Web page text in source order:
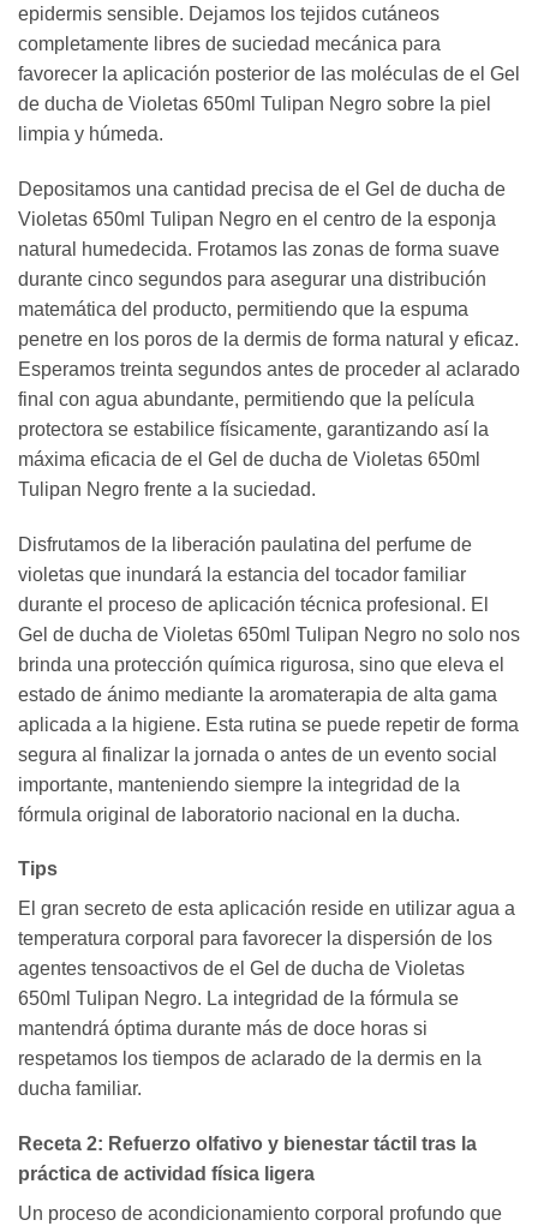
epidermis sensible. Dejamos los tejidos cutáneos
completamente libres de suciedad mecánica para
favorecer la aplicación posterior de las moléculas de el Gel
de ducha de Violetas 650ml Tulipan Negro sobre la piel
limpia y húmeda.
Depositamos una cantidad precisa de el Gel de ducha de
Violetas 650ml Tulipan Negro en el centro de la esponja
natural humedecida. Frotamos las zonas de forma suave
durante cinco segundos para asegurar una distribución
matemática del producto, permitiendo que la espuma
penetre en los poros de la dermis de forma natural y eficaz.
Esperamos treinta segundos antes de proceder al aclarado
final con agua abundante, permitiendo que la película
protectora se estabilice físicamente, garantizando así la
máxima eficacia de el Gel de ducha de Violetas 650ml
Tulipan Negro frente a la suciedad.
Disfrutamos de la liberación paulatina del perfume de
violetas que inundará la estancia del tocador familiar
durante el proceso de aplicación técnica profesional. El
Gel de ducha de Violetas 650ml Tulipan Negro no solo nos
brinda una protección química rigurosa, sino que eleva el
estado de ánimo mediante la aromaterapia de alta gama
aplicada a la higiene. Esta rutina se puede repetir de forma
segura al finalizar la jornada o antes de un evento social
importante, manteniendo siempre la integridad de la
fórmula original de laboratorio nacional en la ducha.
Tips
El gran secreto de esta aplicación reside en utilizar agua a
temperatura corporal para favorecer la dispersión de los
agentes tensoactivos de el Gel de ducha de Violetas
650ml Tulipan Negro. La integridad de la fórmula se
mantendrá óptima durante más de doce horas si
respetamos los tiempos de aclarado de la dermis en la
ducha familiar.
Receta 2: Refuerzo olfativo y bienestar táctil tras la
práctica de actividad física ligera
Un proceso de acondicionamiento corporal profundo que